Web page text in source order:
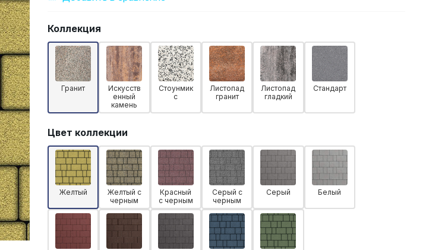
Коллекция
Гранит
Искусств
енный
камень
Стоунмик
с
Листопад
гранит
Листопад
гладкий
Стандарт
Цвет коллекции
Желтый
Желтый с
черным
Красный
с черным
Серый с
черным
Серый Белый